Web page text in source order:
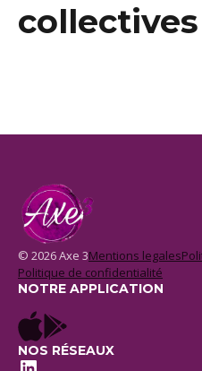
collectives
© 2026 Axe 3Mentions legales
Politique de confidentialité
NOTRE APPLICATION
NOS RÉSEAUX